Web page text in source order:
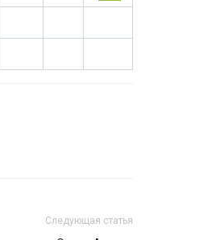
Следующая статья